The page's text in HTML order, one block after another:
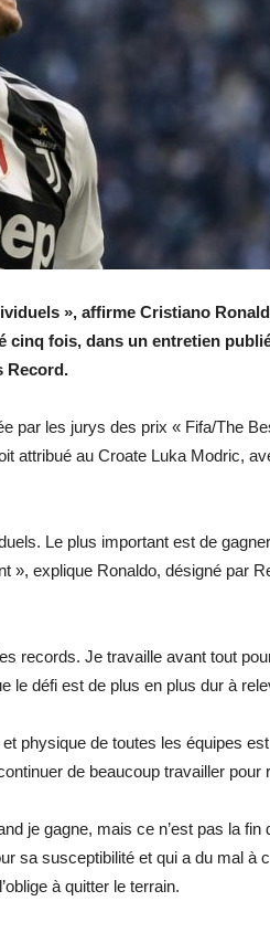
», affirme Cristiano
cinq fois, dans un entretien
Record.
par les jurys des prix « Fifa/The
attribué au Croate Luka Modric,
Le plus important est de
», explique Ronaldo, désigné par
records. Je travaille avant tout
le défi est de plus en plus dur à
physique de toutes les équipes
de beaucoup travailler pour
je gagne, mais ce n’est pas la fin
sa susceptibilité et qui a du mal à
à quitter le terrain.